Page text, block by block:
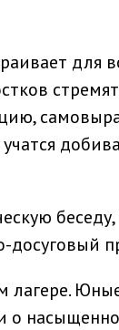
для
досуговый
лагере.
о